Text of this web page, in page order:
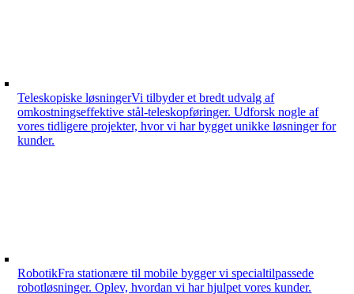
Teleskopiske løsningerVi tilbyder et bredt udvalg af
omkostningseffektive stål-teleskopføringer. Udforsk nogle af
vores tidligere projekter, hvor vi har bygget unikke løsninger for
kunder.
RobotikFra stationære til mobile bygger vi specialtilpassede
robotløsninger. Oplev, hvordan vi har hjulpet vores kunder.